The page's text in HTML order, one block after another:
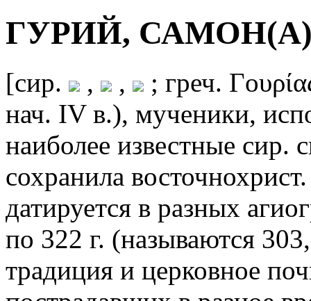
ГУРИЙ,
[сир. , ,
; греч.
нач. IV в.), мученики,
наиболее известные сир.
сохранила
датируется в разных
по 322 г. (называются
традиция и церковное